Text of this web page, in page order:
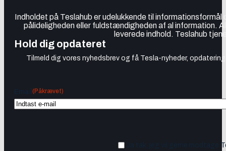
Indholdet på Teslahub er udelukkende til
pålideligheden eller fuldstændigheden af al information.
leverede indhold. Teslahub
Hold dig opdateret
Tilmeld dig vores nyhedsbrev og få Tesla-nyheder,
(Påkrævet)
Ja tak, jeg vil gerne modtage